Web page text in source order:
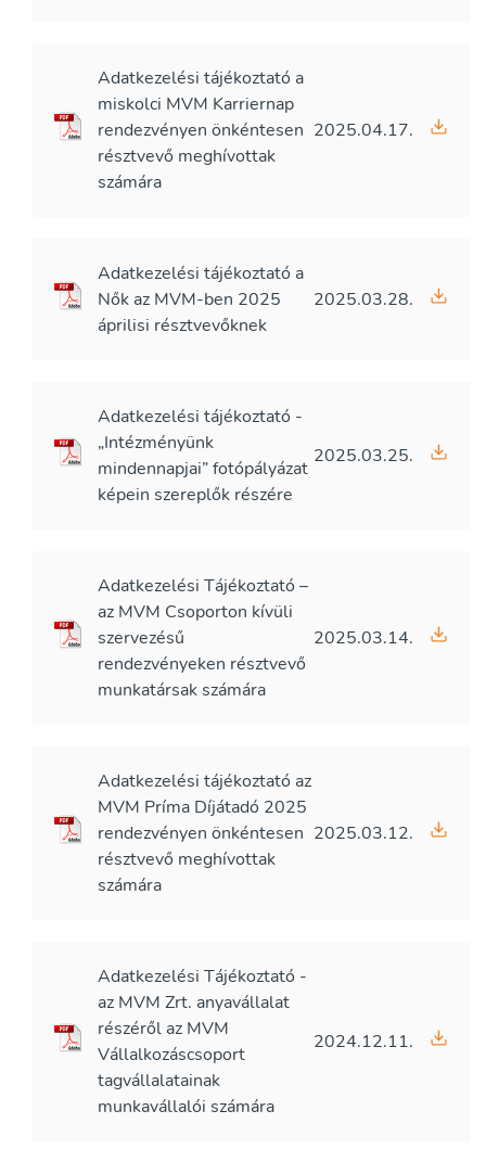
Adatkezelési tájékoztató a
miskolci MVM Karriernap
rendezvényen önkéntesen
résztvevő meghívottak
számára
2025.04.17.
Adatkezelési tájékoztató a
Nők az MVM-ben 2025
áprilisi résztvevőknek
2025.03.28.
Adatkezelési tájékoztató -
„Intézményünk
mindennapjai” fotópályázat
képein szereplők részére
2025.03.25.
Adatkezelési Tájékoztató –
az MVM Csoporton kívüli
szervezésű
rendezvényeken résztvevő
munkatársak számára
2025.03.14.
Adatkezelési tájékoztató az
MVM Príma Díjátadó 2025
rendezvényen önkéntesen
résztvevő meghívottak
számára
2025.03.12.
Adatkezelési Tájékoztató -
az MVM Zrt. anyavállalat
részéről az MVM
Vállalkozáscsoport
tagvállalatainak
munkavállalói számára
2024.12.11.